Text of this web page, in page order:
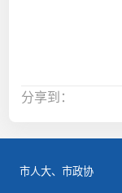
分享到：
市人大、市政协